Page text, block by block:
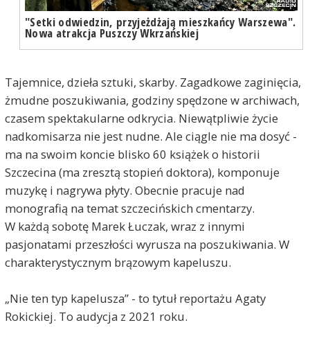
"Setki odwiedzin, przyjeżdżają mieszkańcy Warszewa".
Nowa atrakcja Puszczy Wkrzańskiej
Tajemnice, dzieła sztuki, skarby. Zagadkowe zaginięcia,
żmudne poszukiwania, godziny spędzone w archiwach,
czasem spektakularne odkrycia. Niewątpliwie życie
nadkomisarza nie jest nudne. Ale ciągle nie ma dosyć -
ma na swoim koncie blisko 60 książek o historii
Szczecina (ma zresztą stopień doktora), komponuje
muzykę i nagrywa płyty. Obecnie pracuje nad
monografią na temat szczecińskich cmentarzy.
W każdą sobotę Marek Łuczak, wraz z innymi
pasjonatami przeszłości wyrusza na poszukiwania. W
charakterystycznym brązowym kapeluszu.
„Nie ten typ kapelusza” - to tytuł reportażu Agaty
Rokickiej. To audycja z 2021 roku.